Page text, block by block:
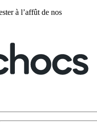
à l’affût de nos